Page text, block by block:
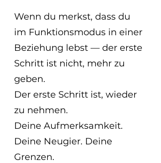
Wenn du merkst, dass du
im Funktionsmodus in einer
Beziehung lebst — der erste
Schritt ist nicht, mehr zu
geben.
Der erste Schritt ist, wieder
zu nehmen.
Deine Aufmerksamkeit.
Deine Neugier. Deine
Grenzen.